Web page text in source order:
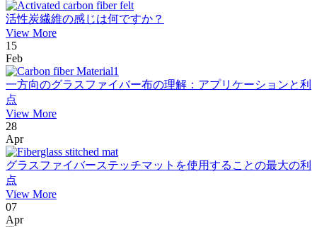
活性炭繊維の感じは何ですか？
View More
15
Feb
一方向のグラスファイバー布の理解：アプリケーションと利
点
View More
28
Apr
グラスファイバーステッチマットを使用することの最大の利
点
View More
07
Apr